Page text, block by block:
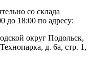
со склада
до 18:00 по адресу:
округ Подольск,
д. 6а, стр. 1,